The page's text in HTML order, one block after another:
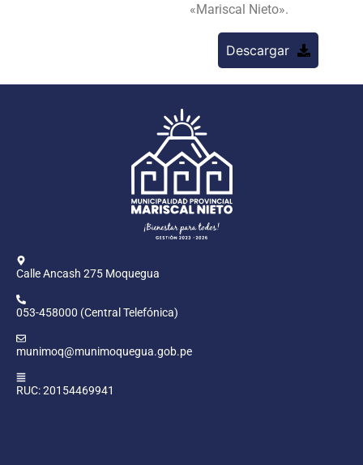
«Mariscal Nieto».
Descargar
Calle Ancash 275 Moquegua
053-458000 (Central Telefónica)
munimoq@munimoquegua.gob.pe
RUC: 20154469941